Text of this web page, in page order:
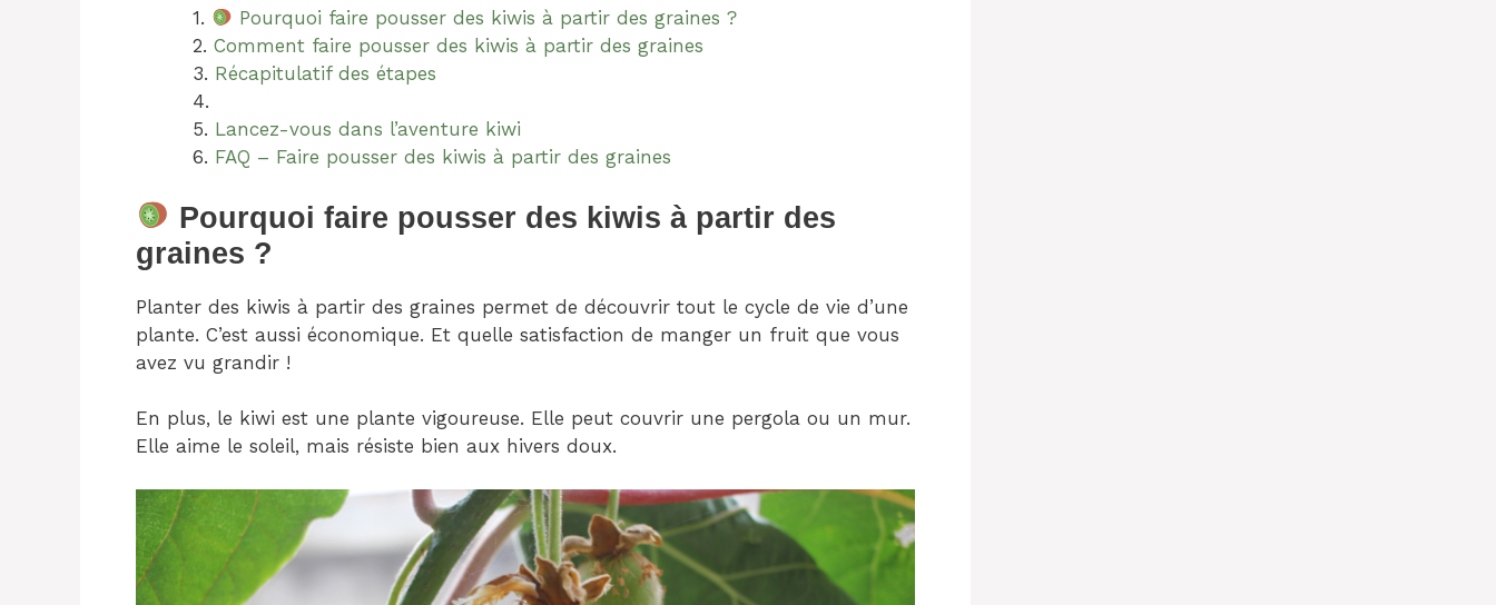
Pourquoi faire pousser des kiwis à partir des graines ?
Comment faire pousser des kiwis à partir des graines
Récapitulatif des étapes
Lancez-vous dans l’aventure kiwi
FAQ – Faire pousser des kiwis à partir des graines
Pourquoi faire pousser des kiwis à partir des
graines ?
Planter des kiwis à partir des graines permet de découvrir tout le cycle de vie d’une
plante. C’est aussi économique. Et quelle satisfaction de manger un fruit que vous
avez vu grandir !
En plus, le kiwi est une plante vigoureuse. Elle peut couvrir une pergola ou un mur.
Elle aime le soleil, mais résiste bien aux hivers doux.